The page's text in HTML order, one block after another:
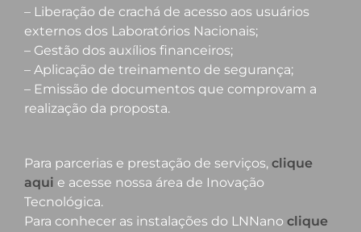
– Liberação de crachá de acesso aos usuários
externos dos Laboratórios Nacionais;
– Gestão dos auxílios financeiros;
– Aplicação de treinamento de segurança;
– Emissão de documentos que comprovam a
realização da proposta.
Para parcerias e prestação de serviços, clique
aqui e acesse nossa área de Inovação
Tecnológica.
Para conhecer as instalações do LNNano clique